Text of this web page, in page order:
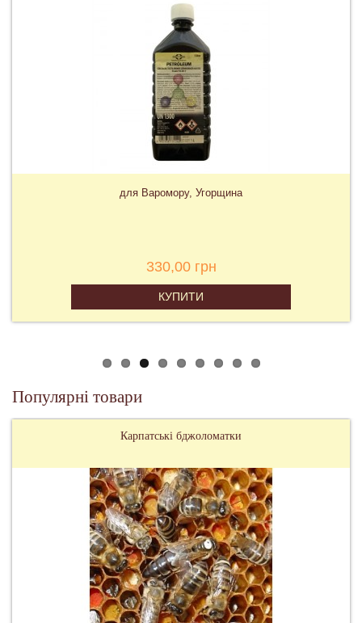
для Варомору, Угорщина
330,00 грн
КУПИТИ
Популярні товари
Карпатські бджоломатки